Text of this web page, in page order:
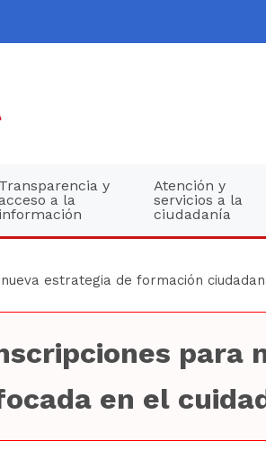
Transparencia y
a la
información
Atención y
servicios a la
ciudadanía
estrategia de formación
para
en el